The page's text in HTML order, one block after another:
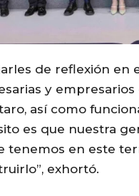
de reflexión
y
así como
es que nuestra
tenemos en este
exhortó.